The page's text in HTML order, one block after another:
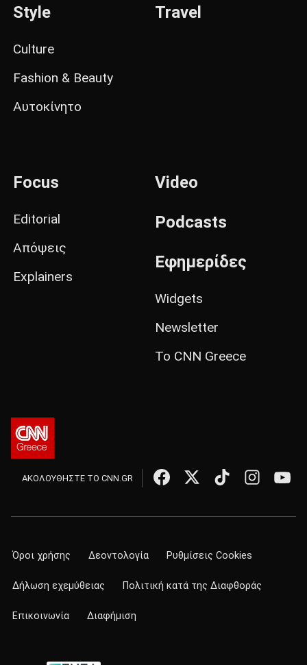
Style
Culture
Fashion & Beauty
Αυτοκίνητο
Travel
Focus
Editorial
Απόψεις
Explainers
Video
Podcasts
Εφημερίδες
Widgets
Newsletter
Το CNN Greece
ΑΚΟΛΟΥΘΗΣΤΕ ΤΟ CNN.GR
Όροι χρήσης Δεοντολογία Ρυθμίσεις Cookies
Δήλωση εχεμύθειας Πολιτική κατά της Διαφθοράς
Επικοινωνία Διαφήμιση